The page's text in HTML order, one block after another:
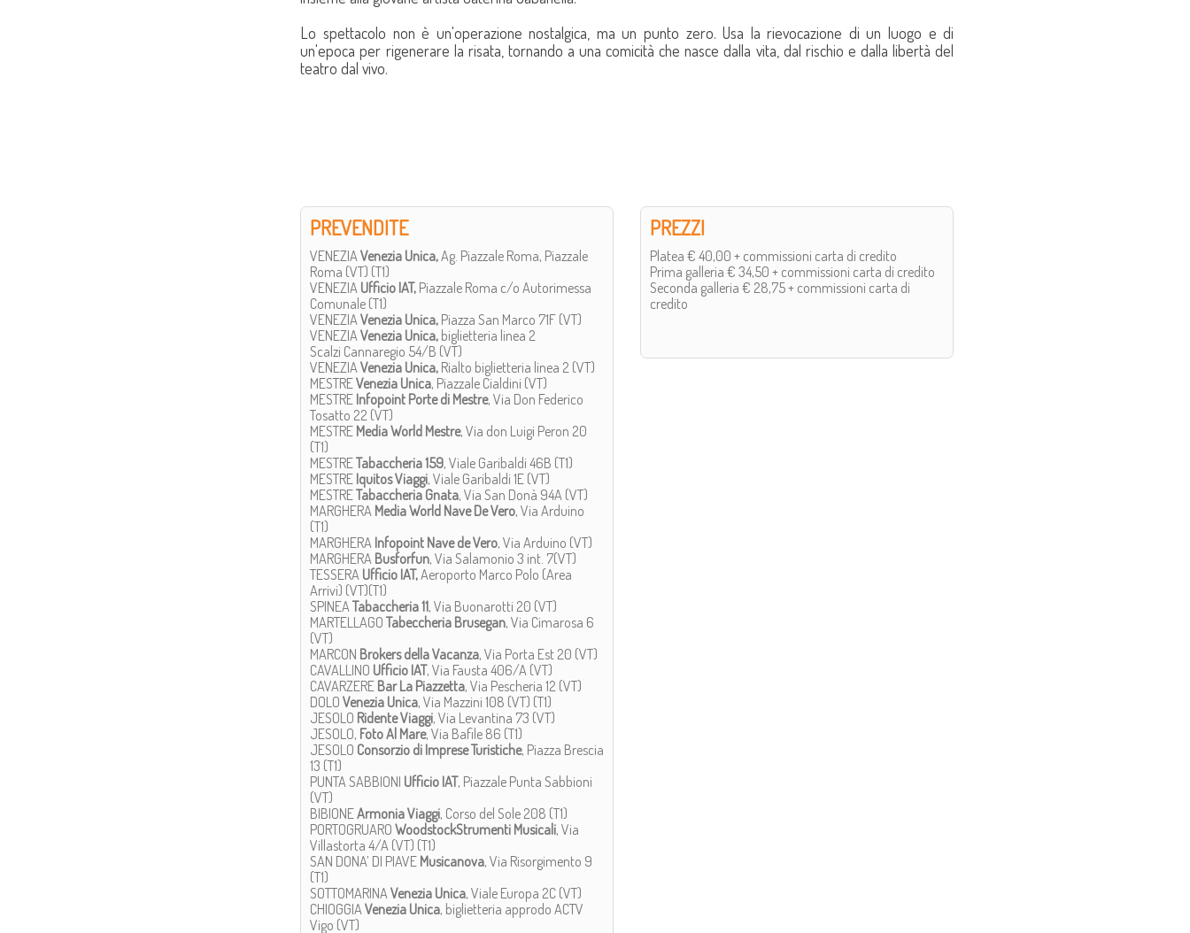
Lo spettacolo non è un'operazione nostalgica, ma un punto zero. Usa la rievocazione di un luogo e di
un'epoca per rigenerare la risata, tornando a una comicità che nasce dalla vita, dal rischio e dalla libertà del
teatro dal vivo.
PREVENDITE
VENEZIAVenezia Unica,Ag. Piazzale Roma, Piazzale
Roma (VT) (T1)
VENEZIAUfficio IAT,Piazzale Roma c/o Autorimessa
Comunale (T1)
VENEZIAVenezia Unica,Piazza San Marco 71F (VT)
VENEZIAVenezia Unica,biglietteria linea 2
Scalzi Cannaregio 54/B (VT)
VENEZIAVenezia Unica,Rialto biglietteria linea 2 (VT)
MESTREVenezia Unica, Piazzale Cialdini (VT)
MESTREInfopoint Porte di Mestre, Via Don Federico
Tosatto 22 (VT)
MESTREMedia World Mestre, Via don Luigi Peron 20
(T1)
MESTRETabaccheria 159, Viale Garibaldi 46B (T1)
MESTREIquitos Viaggi, Viale Garibaldi 1E (VT)
MESTRETabaccheria Gnata, Via San Donà 94A (VT)
MARGHERAMedia World Nave De Vero, Via Arduino
(T1)
MARGHERAInfopoint Nave de Vero, Via Arduino (VT)
MARGHERABusforfun, Via Salamonio 3 int. 7(VT)
TESSERAUfficio IAT,Aeroporto Marco Polo (Area
Arrivi) (VT)(T1)
SPINEATabaccheria 11, Via Buonarotti 20 (VT)
MARTELLAGOTabeccheria Brusegan, Via Cimarosa 6
(VT)
MARCON Brokers della Vacanza, Via Porta Est 20 (VT)
CAVALLINO Ufficio IAT, Via Fausta 406/A (VT)
CAVARZEREBar La Piazzetta, Via Pescheria 12 (VT)
DOLOVenezia Unica, Via Mazzini 108 (VT) (T1)
JESOLO Ridente Viaggi, Via Levantina 73 (VT)
JESOLO, Foto Al Mare, Via Bafile 86 (T1)
JESOLO Consorzio di Imprese Turistiche, Piazza Brescia
13 (T1)
PUNTA SABBIONI Ufficio IAT, Piazzale Punta Sabbioni
(VT)
BIBIONEArmonia Viaggi, Corso del Sole 208 (T1)
​PORTOGRUAROWoodstockStrumenti Musicali, Via
Villastorta 4/A (VT) (T1)
SAN DONA’ DI PIAVEMusicanova, Via Risorgimento 9
(T1)
SOTTOMARINAVenezia Unica, Viale Europa 2C (VT)
CHIOGGIAVenezia Unica, biglietteria approdo ACTV
Vigo (VT)
PREZZI
Platea € 40,00 + commissioni carta di credito
Prima galleria € 34,50 + commissioni carta di credito
Seconda galleria € 28,75 + commissioni carta di
credito